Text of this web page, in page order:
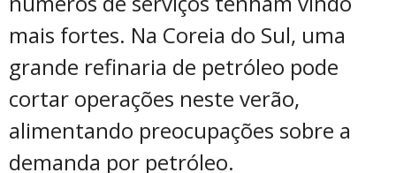
mais fortes. Na Coreia do Sul, uma
grande refinaria de petróleo pode
cortar operações neste verão,
alimentando preocupações sobre a
demanda por petróleo.